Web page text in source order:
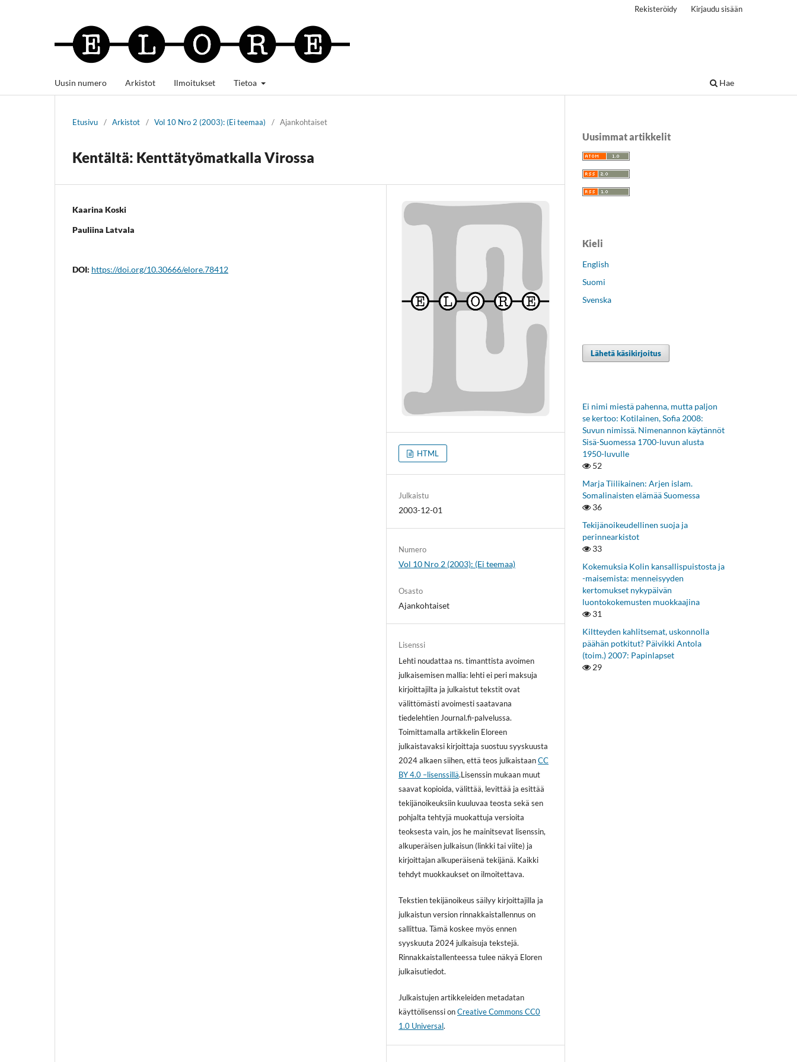
Uusin numero Arkistot Ilmoitukset Tietoa Hae
Rekisteröidy Kirjaudu sisään
Etusivu / Arkistot / Vol 10 Nro 2 (2003): (Ei teemaa) / Ajankohtaiset
Kentältä: Kenttätyömatkalla Virossa
Kaarina Koski
Pauliina Latvala
DOI: https://doi.org/10.30666/elore.78412
HTML
Julkaistu
2003-12-01
Numero
Vol 10 Nro 2 (2003): (Ei teemaa)
Osasto
Ajankohtaiset
Lisenssi
Lehti noudattaa ns. timanttista avoimen
julkaisemisen mallia: lehti ei peri maksuja
kirjoittajilta ja julkaistut tekstit ovat
välittömästi avoimesti saatavana
tiedelehtien Journal.fi-palvelussa.
Toimittamalla artikkelin Eloreen
julkaistavaksi kirjoittaja suostuu syyskuusta
2024 alkaen siihen, että teos julkaistaanCC
BY 4.0 –lisenssillä.Lisenssin mukaan muut
saavat kopioida, välittää, levittää ja esittää
tekijänoikeuksiin kuuluvaa teosta sekä sen
pohjalta tehtyjä muokattuja versioita
teoksesta vain, jos he mainitsevat lisenssin,
alkuperäisen julkaisun (linkki tai viite) ja
kirjoittajan alkuperäisenä tekijänä. Kaikki
tehdyt muokkaukset on ilmoitettava.
Tekstien tekijänoikeus säilyy kirjoittajilla ja
julkaistun version rinnakkaistallennus on
sallittua. Tämä koskee myös ennen
syyskuuta 2024 julkaisuja tekstejä.
Rinnakkaistallenteessa tulee näkyä Eloren
julkaisutiedot.
Julkaistujen artikkeleiden metadatan
käyttölisenssi onCreative Commons CC0
1.0 Universal.
Uusimmat artikkelit
Kieli
English
Suomi
Svenska
Lähetä käsikirjoitus
Ei nimi miestä pahenna, mutta paljon
se kertoo: Kotilainen, Sofia 2008:
Suvun nimissä. Nimenannon käytännöt
Sisä-Suomessa 1700-luvun alusta
1950-luvulle
52
Marja Tiilikainen: Arjen islam.
Somalinaisten elämää Suomessa
36
Tekijänoikeudellinen suoja ja
perinnearkistot
33
Kokemuksia Kolin kansallispuistosta ja
-maisemista: menneisyyden
kertomukset nykypäivän
luontokokemusten muokkaajina
31
Kiltteyden kahlitsemat, uskonnolla
päähän potkitut? Päivikki Antola
(toim.) 2007: Papinlapset
29